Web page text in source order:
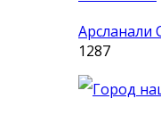
Арсланали
1287